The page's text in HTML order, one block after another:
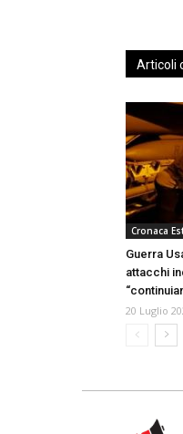
Articoli
Cronaca
Guerra
attacchi
20 Luglio